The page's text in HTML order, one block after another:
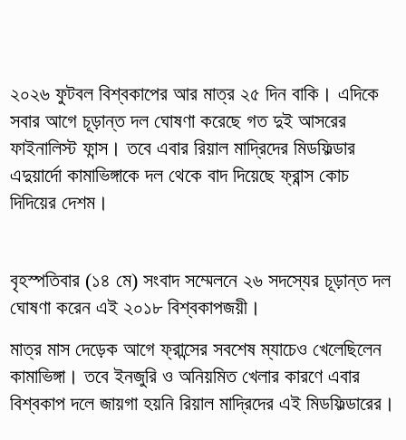
২০২৬ ফুটবল বিশ্বকাপের আর মাত্র ২৫ দিন বাকি। এদিকে
সবার আগে চূড়ান্ত দল ঘোষণা করেছে গত দুই আসরের
ফাইনালিস্ট ফান্স। তবে এবার রিয়াল মাদ্রিদের মিডফিল্ডার
এদুয়ার্দো কামাভিঙ্গাকে দল থেকে বাদ দিয়েছে ফ্রান্স কোচ
দিদিয়ের দেশম।
বৃহস্পতিবার (১৪ মে) সংবাদ সম্মেলনে ২৬ সদস্যের চূড়ান্ত দল
ঘোষণা করেন এই ২০১৮ বিশ্বকাপজয়ী।
মাত্র মাস দেড়েক আগে ফ্রান্সের সবশেষ ম্যাচেও খেলেছিলেন
কামাভিঙ্গা। তবে ইনজুরি ও অনিয়মিত খেলার কারণে এবার
বিশ্বকাপ দলে জায়গা হয়নি রিয়াল মাদ্রিদের এই মিডফিল্ডারের।